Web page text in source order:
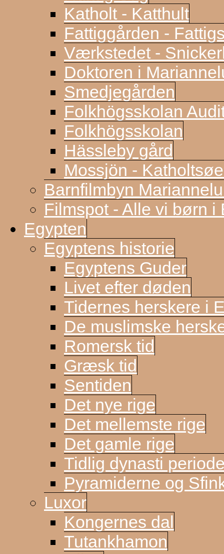
Katholt - Katthult
Fattiggården -
Værkstedet -
Doktoren i
Smedjegården
Folkhögsskolan
Folkhögsskolan
Hässleby gård
Mossjön -
Barnfilmbyn
Filmspot - Alle vi børn i
Egypten
Egyptens historie
Egyptens Guder
Livet efter døden
Tidernes herskere i
De muslimske
Romersk tid
Græsk tid
Sentiden
Det nye rige
Det mellemste rige
Det gamle rige
Tidlig dynasti
Pyramiderne og
Luxor
Kongernes dal
Tutankhamon